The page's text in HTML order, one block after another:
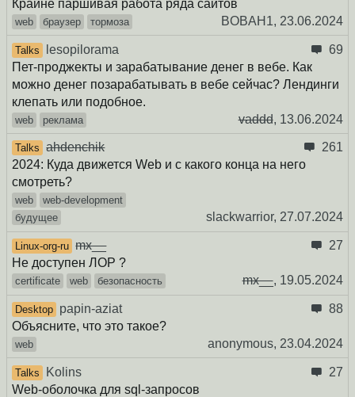
Крайне паршивая работа ряда сайтов
web браузер тормоза BOBAH1, 23.06.2024
Talks lesopilorama
69
Пет-проджекты и зарабатывание денег в вебе. Как
можно денег позарабатывать в вебе сейчас? Лендинги
клепать или подобное.
web реклама vaddd, 13.06.2024
Talks ahdenchik
261
2024: Куда движется Web и с какого конца на него
смотреть?
web
web-development
будущее
slackwarrior, 27.07.2024
Linux-org-ru mx__
27
Не доступен ЛОР ?
certificate web безопасность mx__, 19.05.2024
Desktop papin-aziat
88
Объясните, что это такое?
web anonymous, 23.04.2024
Talks Kolins
27
Web-оболочка для sql-запросов